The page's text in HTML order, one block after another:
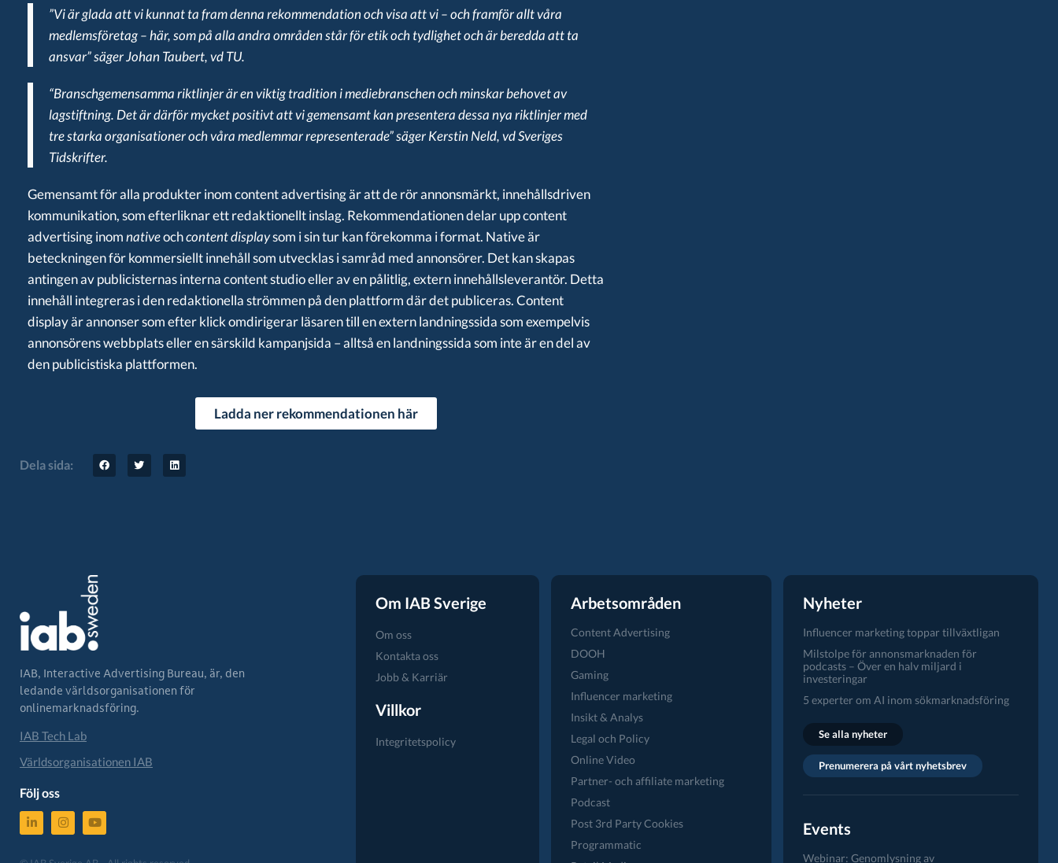
”Vi är glada att vi kunnat ta fram denna rekommendation och visa att vi – och framför allt våra
medlemsföretag – här, som på alla andra områden står för etik och tydlighet och är beredda att ta
ansvar” säger Johan Taubert, vd TU.
“Branschgemensamma riktlinjer är en viktig tradition i mediebranschen och minskar behovet av
lagstiftning. Det är därför mycket positivt att vi gemensamt kan presentera dessa nya riktlinjer med
tre starka organisationer och våra medlemmar representerade” säger Kerstin Neld, vd Sveriges
Tidskrifter.
Gemensamt för alla produkter inom content advertising är att de rör annonsmärkt, innehållsdriven
kommunikation, som efterliknar ett redaktionellt inslag. Rekommendationen delar upp content
advertising inomnativeochcontent displaysom i sin tur kan förekomma i format. Native är
beteckningen för kommersiellt innehåll som utvecklas i samråd med annonsörer. Det kan skapas
antingen av publicisternas interna content studio eller av en pålitlig, extern innehållsleverantör. Detta
innehåll integreras i den redaktionella strömmen på den plattform där det publiceras. Content
display är annonser som efter klick omdirigerar läsaren till en extern landningssida som exempelvis
annonsörens webbplats eller en särskild kampanjsida – alltså en landningssida som inte är en del av
den publicistiska plattformen.
Ladda ner rekommendationen här
Dela sida:
IAB, Interactive Advertising Bureau, är, den
ledande världsorganisationen för
onlinemarknadsföring.
IAB Tech Lab
Världsorganisationen IAB
Följ oss
Om IAB Sverige
Om oss
Kontakta oss
Jobb & Karriär
Villkor
Integritetspolicy
Arbetsområden
Content Advertising
DOOH
Gaming
Influencer marketing
Insikt & Analys
Legal och Policy
Online Video
Partner- och affiliate marketing
Podcast
Post 3rd Party Cookies
Programmatic
Nyheter
Influencer marketing toppar tillväxtligan
Milstolpe för annonsmarknaden för
podcasts – Över en halv miljard i
investeringar
5 experter om AI inom sökmarknadsföring
Se alla nyheter
Prenumerera på vårt nyhetsbrev
Events
Webinar: Genomlysning av